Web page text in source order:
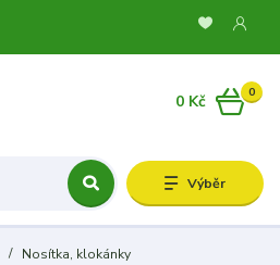
Výběr
0
0 Kč
Nosítka, klokánky